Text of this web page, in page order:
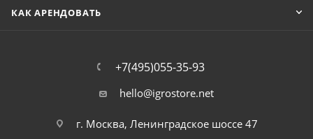
КАК АРЕНДОВАТЬ
+7(495)055-35-93
hello@igrostore.net
г. Москва, Ленинградское шоссе 47